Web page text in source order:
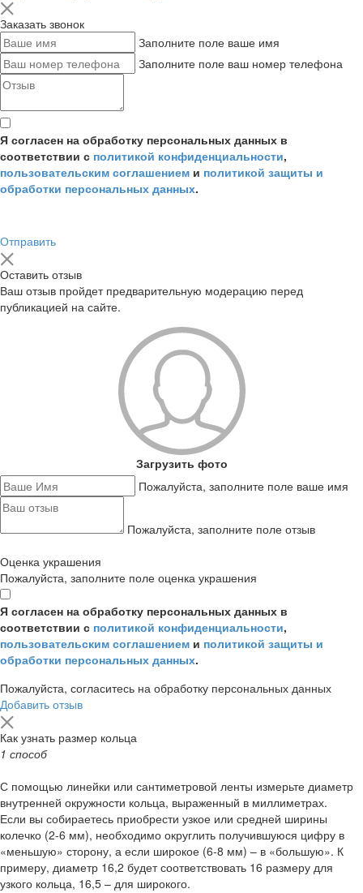
Заказать звонок
Заполните поле ваше имя
Заполните поле ваш номер телефона
Я согласен на обработку персональных данных в
соответствии с политикой конфиденциальности,
пользовательским соглашением и политикой защиты и
обработки персональных данных.
Отправить
Оставить отзыв
Ваш отзыв пройдет предварительную модерацию перед
публикацией на сайте.
Загрузить фото
Пожалуйста, заполните поле ваше имя
Пожалуйста, заполните поле отзыв
Оценка украшения
Пожалуйста, заполните поле оценка украшения
Я согласен на обработку персональных данных в
соответствии с политикой конфиденциальности,
пользовательским соглашением и политикой защиты и
обработки персональных данных.
Пожалуйста, согласитесь на обработку персональных данных
Добавить отзыв
Как узнать размер кольца
1 способ
С помощью линейки или сантиметровой ленты измерьте диаметр
внутренней окружности кольца, выраженный в миллиметрах.
Если вы собираетесь приобрести узкое или средней ширины
колечко (2-6 мм), необходимо округлить получившуюся цифру в
«меньшую» сторону, а если широкое (6-8 мм) – в «большую». К
примеру, диаметр 16,2 будет соответствовать 16 размеру для
узкого кольца, 16,5 – для широкого.